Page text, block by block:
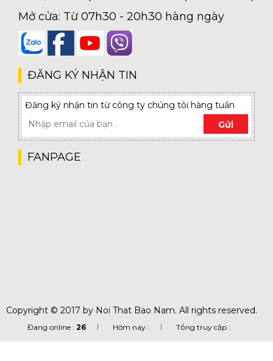
Mở cửa: Từ 07h30 - 20h30 hàng ngày
ĐĂNG KÝ NHẬN TIN
Đăng ký nhận tin từ công ty chúng tôi hàng tuần
Gửi
FANPAGE
Copyright © 2017 by Noi That Bao Nam. All rights reserved.
Đang online : 26 Hôm nay : Tổng truy cập :